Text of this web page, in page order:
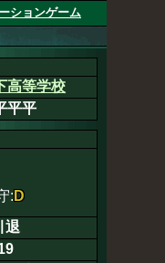
ションゲーム
高等学校
平平
: D
退